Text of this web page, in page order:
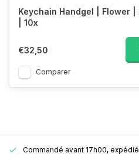
Keychain Handgel | Flower |
| 10x
€32,50
Comparer
Commandé avant 17h00,